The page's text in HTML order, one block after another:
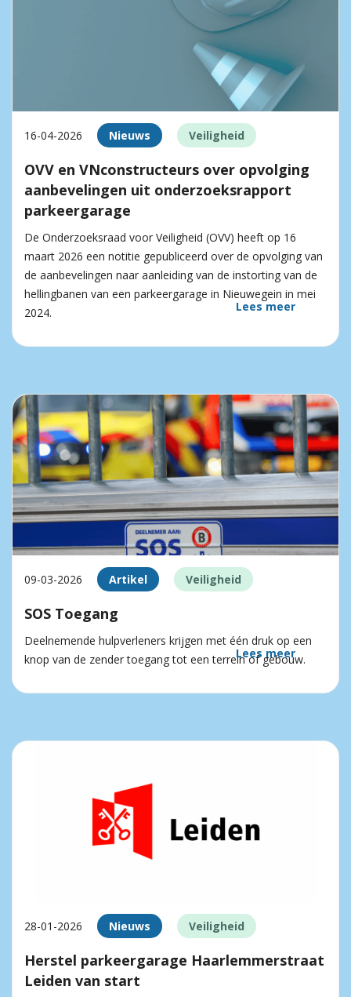
16-04-2026 Nieuws Veiligheid
OVV en VNconstructeurs over opvolging
aanbevelingen uit onderzoeksrapport
parkeergarage
De Onderzoeksraad voor Veiligheid (OVV) heeft op 16
maart 2026 een notitie gepubliceerd over de opvolging van
de aanbevelingen naar aanleiding van de instorting van de
hellingbanen van een parkeergarage in Nieuwegein in mei
2024.
Lees meer
09-03-2026 Artikel Veiligheid
SOS Toegang
Deelnemende hulpverleners krijgen met één druk op een
knop van de zender toegang tot een terrein of gebouw.
Lees meer
28-01-2026 Nieuws Veiligheid
Herstel parkeergarage Haarlemmerstraat
Leiden van start